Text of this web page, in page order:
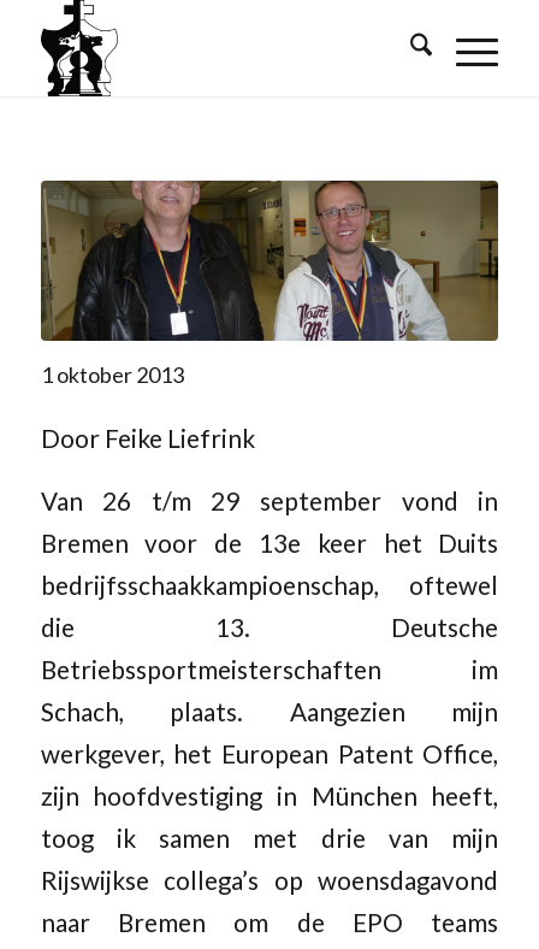
1 oktober 2013
Door Feike Liefrink
Van 26 t/m 29 september vond in
Bremen voor de 13e keer het Duits
bedrijfsschaakkampioenschap, oftewel
die 13. Deutsche
Betriebssportmeisterschaften im
Schach, plaats. Aangezien mijn
werkgever, het European Patent Office,
zijn hoofdvestiging in München heeft,
toog ik samen met drie van mijn
Rijswijkse collega’s op woensdagavond
naar Bremen om de EPO teams